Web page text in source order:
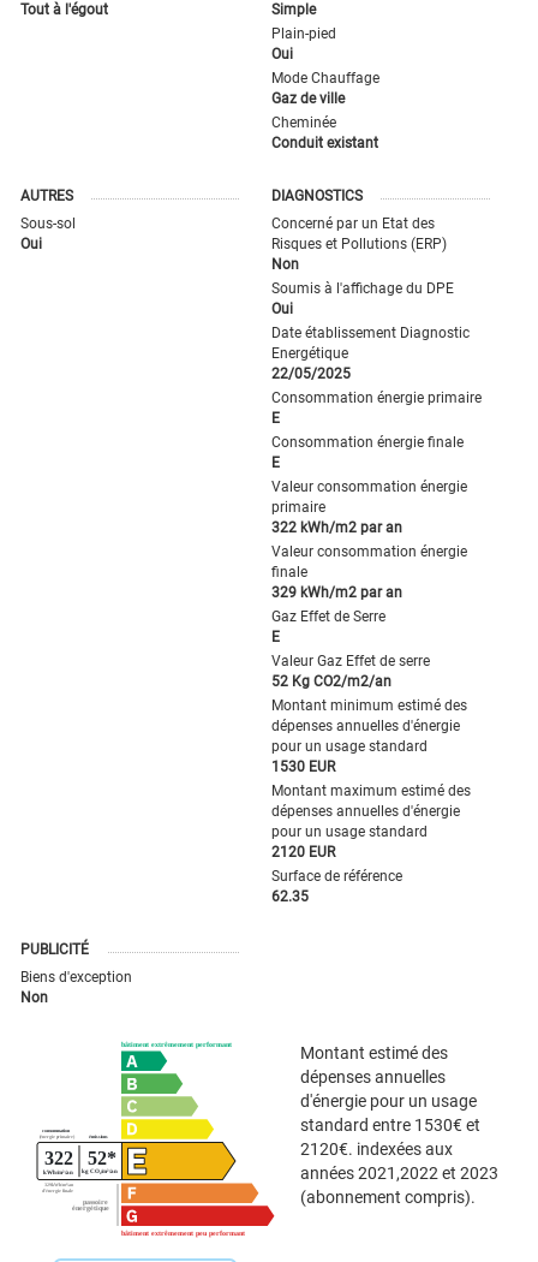
Tout à l'égout
Simple
Plain-pied
Oui
Mode Chauffage
Gaz de ville
Cheminée
Conduit existant
AUTRES
Sous-sol
Oui
DIAGNOSTICS
Concerné par un Etat des
Risques et Pollutions (ERP)
Non
Soumis à l'affichage du DPE
Oui
Date établissement Diagnostic
Energétique
22/05/2025
Consommation énergie primaire
E
Consommation énergie finale
E
Valeur consommation énergie
primaire
322 kWh/m2 par an
Valeur consommation énergie
finale
329 kWh/m2 par an
Gaz Effet de Serre
E
Valeur Gaz Effet de serre
52 Kg CO2/m2/an
Montant minimum estimé des
dépenses annuelles d'énergie
pour un usage standard
1530 EUR
Montant maximum estimé des
dépenses annuelles d'énergie
pour un usage standard
2120 EUR
Surface de référence
62.35
PUBLICITÉ
Biens d'exception
Non
Montant estimé des
dépenses annuelles
d'énergie pour un usage
standard entre 1530€ et
2120€. indexées aux
années 2021,2022 et 2023
(abonnement compris).